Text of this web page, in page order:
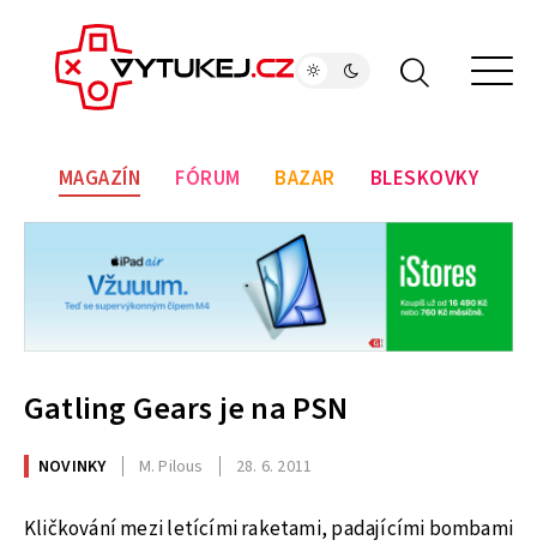
MAGAZÍN FÓRUM BAZAR BLESKOVKY
Gatling Gears je na PSN
NOVINKY M. Pilous 28. 6. 2011
Kličkování mezi letícími raketami, padajícími bombami